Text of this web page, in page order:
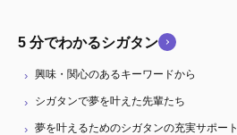
5 分でわかるシガタン
興味・関心のあるキーワードから
シガタンで夢を叶えた先輩たち
夢を叶えるためのシガタンの充実サポート